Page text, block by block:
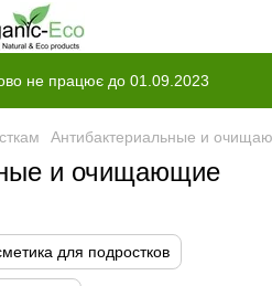
не працює до 01.09.2023
Антибактериальные и
и очищающие
для подростков